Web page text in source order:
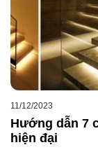
11/12/2023
Hướng dẫn 7
hiện đại